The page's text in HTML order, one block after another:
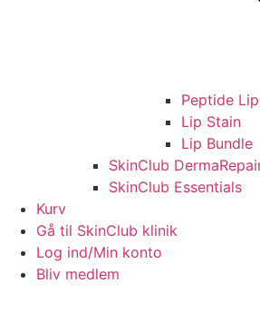
Peptide
Lip Stain
Lip Bundle
SkinClub
SkinClub Essentials
Kurv
Gå til SkinClub klinik
Log ind/Min konto
Bliv medlem